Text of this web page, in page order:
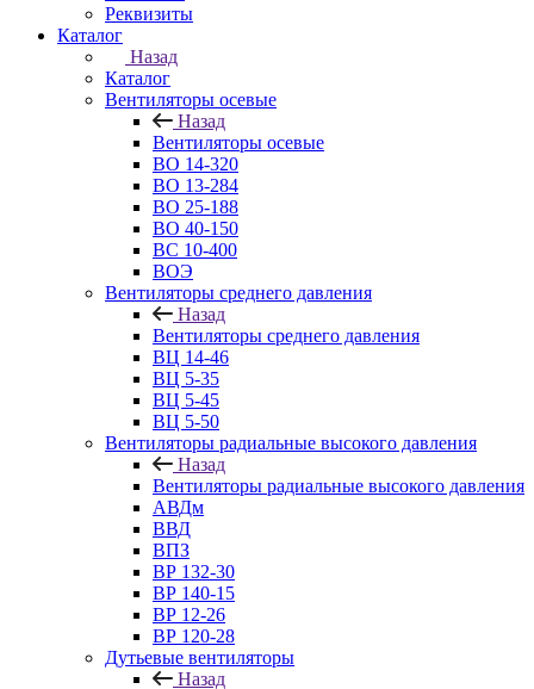
Реквизиты
Каталог
Назад
Каталог
Вентиляторы осевые
Назад
Вентиляторы осевые
ВО 14-320
ВО 13-284
ВО 25-188
ВО 40-150
ВС 10-400
ВОЭ
Вентиляторы среднего давления
Назад
Вентиляторы среднего давления
ВЦ 14-46
ВЦ 5-35
ВЦ 5-45
ВЦ 5-50
Вентиляторы радиальные высокого давления
Назад
Вентиляторы радиальные высокого давления
АВДм
ВВД
ВПЗ
ВР 132-30
ВР 140-15
ВР 12-26
ВР 120-28
Дутьевые вентиляторы
Назад